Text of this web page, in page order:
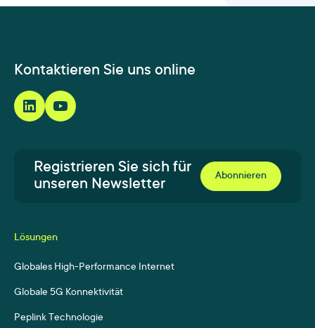
Kontaktieren Sie uns online
Registrieren Sie sich für
unseren Newsletter
Abonnieren
Lösungen
Globales High-Performance Internet
Globale 5G Konnektivität
Peplink Technologie